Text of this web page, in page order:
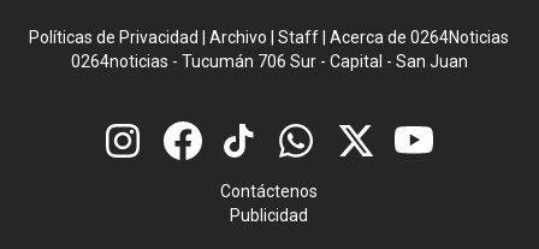
Políticas de Privacidad |Archivo |Staff |Acerca de 0264Noticias
0264noticias - Tucumán 706 Sur - Capital - San Juan
Contáctenos
Publicidad